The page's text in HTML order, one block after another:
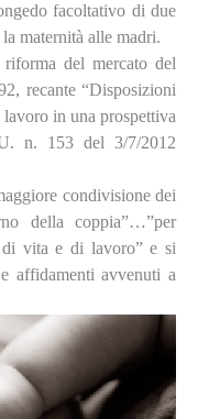
facoltativo di due
maternità alle madri.
del mercato del
recante “Disposizioni
in una prospettiva
n. 153 del 3/7/2012
condivisione dei
della coppia”…”per
vita e di lavoro” e si
affidamenti avvenuti a